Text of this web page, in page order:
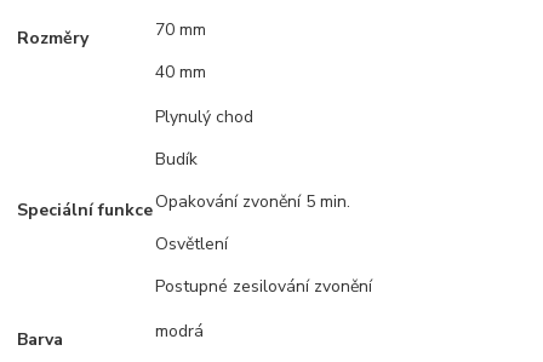
Rozměry
70 mm
40 mm
Speciální funkce
Plynulý chod
Budík
Opakování zvonění 5 min.
Osvětlení
Postupné zesilování zvonění
Barva modrá